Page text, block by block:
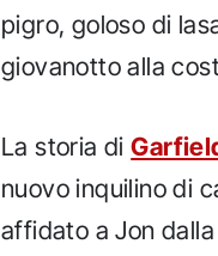
pigro, goloso di
giovanotto alla
La storia di
nuovo inquilino di
affidato a Jon